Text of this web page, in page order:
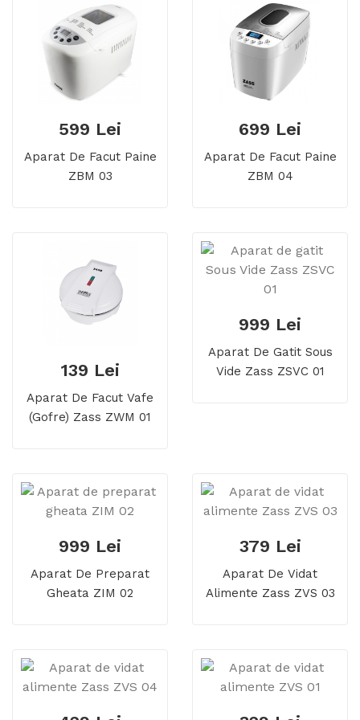
599 Lei
Aparat De Facut Paine
ZBM 03
699 Lei
Aparat De Facut Paine
ZBM 04
139 Lei
Aparat De Facut Vafe
(gofre) Zass ZWM 01
999 Lei
Aparat De Gatit Sous
Vide Zass ZSVC 01
999 Lei
Aparat De Preparat
Gheata ZIM 02
379 Lei
Aparat De Vidat
Alimente Zass ZVS 03